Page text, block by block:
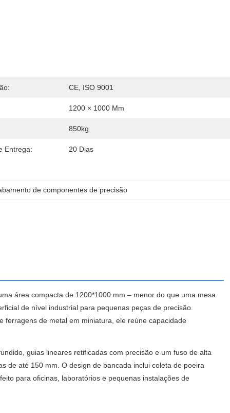
CE, ISO 9001
1200 × 1000 Mm
850kg
Entrega: 20 Dias
de componentes de precisão
área compacta de 1200*1000 mm – menor do que uma mesa
de nível industrial para pequenas peças de precisão.
ferragens de metal em miniatura, ele reúne capacidade
guias lineares retificadas com precisão e um fuso de alta
de até 150 mm. O design de bancada inclui coleta de poeira
para oficinas, laboratórios e pequenas instalações de